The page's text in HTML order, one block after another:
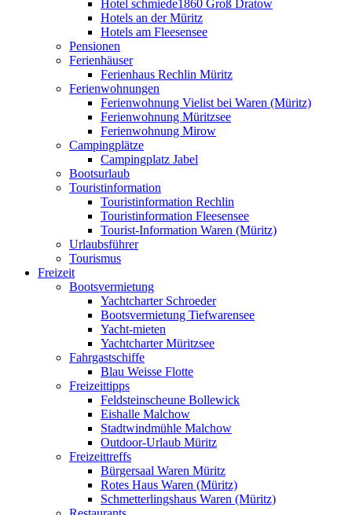
Hotel schmiede1860 Groß Dratow
Hotels an der Müritz
Hotels am Fleesensee
Pensionen
Ferienhäuser
Ferienhaus Rechlin Müritz
Ferienwohnungen
Ferienwohnung Vielist bei Waren (Müritz)
Ferienwohnung Müritzsee
Ferienwohnung Mirow
Campingplätze
Campingplatz Jabel
Bootsurlaub
Touristinformation
Touristinformation Rechlin
Touristinformation Fleesensee
Tourist-Information Waren (Müritz)
Urlaubsführer
Tourismus
Freizeit
Bootsvermietung
Yachtcharter Schroeder
Bootsvermietung Tiefwarensee
Yacht-mieten
Yachtcharter Müritzsee
Fahrgastschiffe
Blau Weisse Flotte
Freizeittipps
Feldsteinscheune Bollewick
Eishalle Malchow
Stadtwindmühle Malchow
Outdoor-Urlaub Müritz
Freizeittreffs
Bürgersaal Waren Müritz
Rotes Haus Waren (Müritz)
Schmetterlingshaus Waren (Müritz)